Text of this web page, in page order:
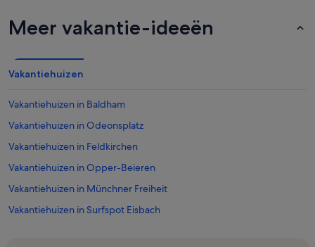
Meer vakantie-ideeën
Vakantiehuizen
Vakantiehuizen in Baldham
Vakantiehuizen in Odeonsplatz
Vakantiehuizen in Feldkirchen
Vakantiehuizen in Opper-Beieren
Vakantiehuizen in Münchner Freiheit
Vakantiehuizen in Surfspot Eisbach